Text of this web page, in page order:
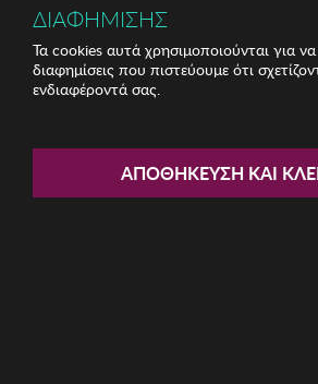
Share:
Μπολ Zsa Zsa Zsu
ΚΩΔ: 417ZSU1207034
ΔΙΑΦΗΜΙΣΗΣ
Τα cookies αυτά χρησιμοποιούνται για
διαφημίσεις που πιστεύουμε ότι
ενδιαφέροντά σας.
ΑΠΟΘΉΚΕΥΣΗ ΚΑΙ